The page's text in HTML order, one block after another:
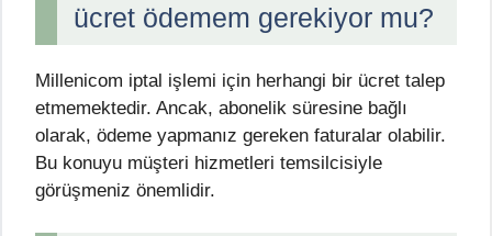
ücret ödemem gerekiyor mu?
Millenicom iptal işlemi için herhangi bir ücret talep
etmemektedir. Ancak, abonelik süresine bağlı
olarak, ödeme yapmanız gereken faturalar olabilir.
Bu konuyu müşteri hizmetleri temsilcisiyle
görüşmeniz önemlidir.